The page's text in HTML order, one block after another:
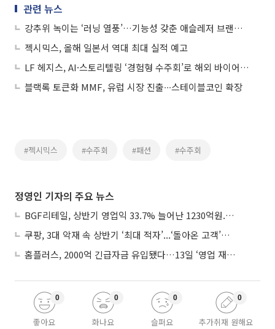
관련 뉴스
강추위 녹이는 ‘러닝 열풍’…기능성 갖춘 애슬레저 브랜드, 계절 무관 매출↑
젝시믹스, 올해 일본서 역대 최대 실적 예고
LF 헤지스, AI·스토리텔링 ‘경험형 수주회’로 해외 바이어 사로잡다
블랙록 토큰화 MMF, 유럽 시장 진출∙∙∙스테이블코인 확장
#젝시믹스 #수주회 #패션 #수주회
정영인 기자의 주요 뉴스
BGF리테일, 상반기 영업익 33.7% 늘어난 1230억원...2분기 영업익 22.3%↑
쿠팡, 3대 악재 속 상반기 ‘최대 적자’...‘돌아온 고객’에 수익성 반등 주목
홈플러스, 2000억 긴급자금 유입됐다…13일 ‘영업 재개’
좋아요
0
화나요
0
슬퍼요
0
추가취재 원해요
0